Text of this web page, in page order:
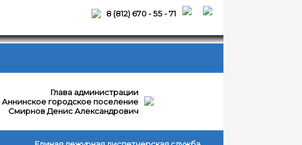
8 (812) 670 - 55 - 71
Глава администрации
городское поселение
Смирнов Денис Александрович
30